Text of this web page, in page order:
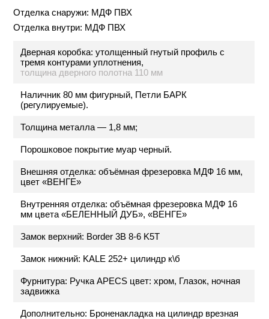
Отделка снаружи: МДФ ПВХ
Отделка внутри: МДФ ПВХ
Дверная коробка: утолщенный гнутый профиль с
тремя контурами уплотнения,
толщина дверного полотна 110 мм
Наличник 80 мм фигурный, Петли БАРК
(регулируемые).
Толщина металла — 1,8 мм;
Порошковое покрытие муар черный.
Внешняя отделка: объёмная фрезеровка МДФ 16 мм,
цвет «ВЕНГЕ»
Внутренняя отделка: объёмная фрезеровка МДФ 16
мм цвета «БЕЛЕННЫЙ ДУБ», «ВЕНГЕ»
Замок верхний: Border 3B 8-6 K5T
Замок нижний: KALE 252+ цилиндр к\б
Фурнитура: Ручка APECS цвет: хром, Глазок, ночная
задвижка
Дополнительно: Броненакладка на цилиндр врезная